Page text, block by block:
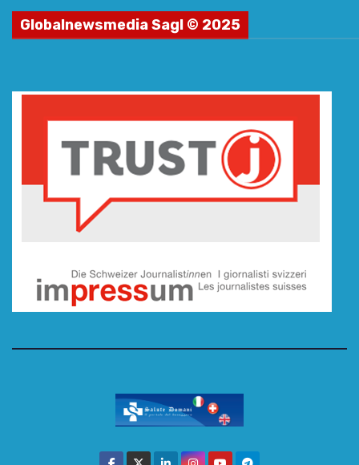
Globalnewsmedia Sagl © 2025